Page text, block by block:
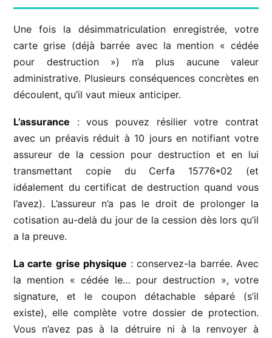
Une fois la désimmatriculation enregistrée, votre
carte grise (déjà barrée avec la mention « cédée
pour destruction ») n’a plus aucune valeur
administrative. Plusieurs conséquences concrètes en
découlent, qu’il vaut mieux anticiper.
L’assurance : vous pouvez résilier votre contrat
avec un préavis réduit à 10 jours en notifiant votre
assureur de la cession pour destruction et en lui
transmettant copie du Cerfa 15776*02 (et
idéalement du certificat de destruction quand vous
l’avez). L’assureur n’a pas le droit de prolonger la
cotisation au-delà du jour de la cession dès lors qu’il
a la preuve.
La carte grise physique : conservez-la barrée. Avec
la mention « cédée le… pour destruction », votre
signature, et le coupon détachable séparé (s’il
existe), elle complète votre dossier de protection.
Vous n’avez pas à la détruire ni à la renvoyer à